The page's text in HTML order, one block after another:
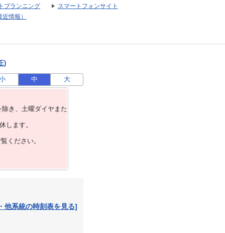
プランニング
スマートフォンサイト
情報）
)
中 大
き、⼟曜ダイヤまた
します。
ください。
他系統の時刻表を見る]